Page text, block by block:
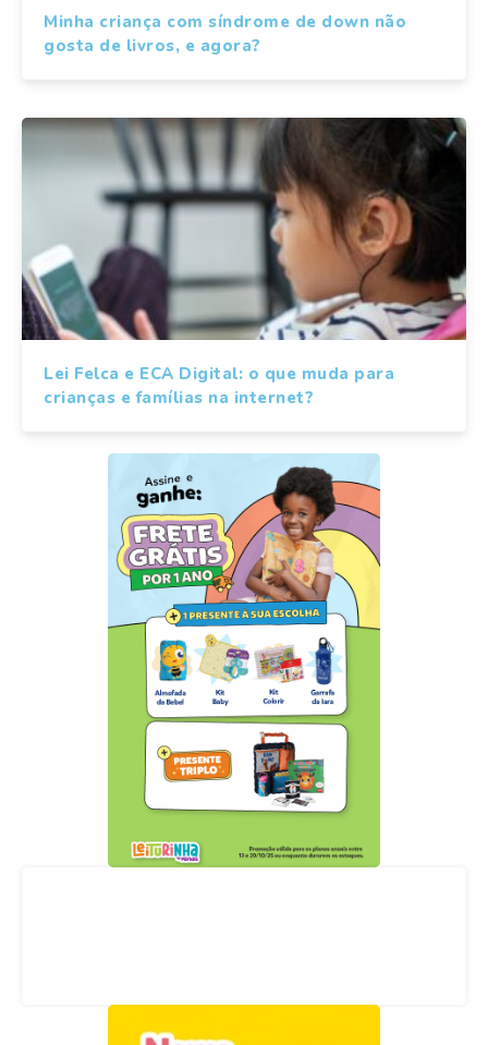
Minha criança com síndrome de down não
gosta de livros, e agora?
Lei Felca e ECA Digital: o que muda para
crianças e famílias na internet?